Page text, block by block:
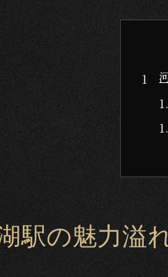
駅の魅力溢